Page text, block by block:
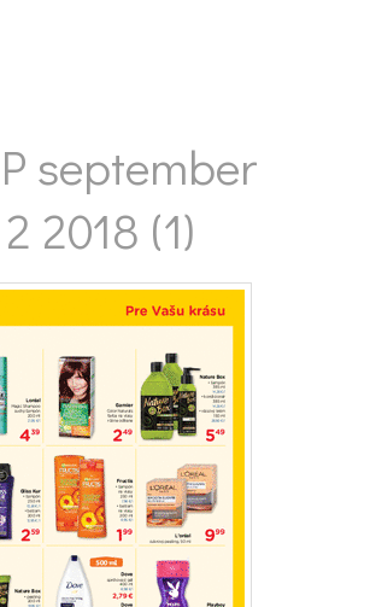
september
2 2018 (1)